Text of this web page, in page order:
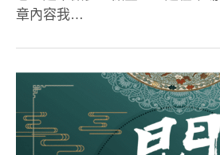
章內容我…